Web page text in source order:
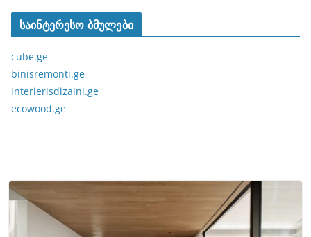
საინტერესო ბმულები
cube.ge
binisremonti.ge
interierisdizaini.ge
ecowood.ge